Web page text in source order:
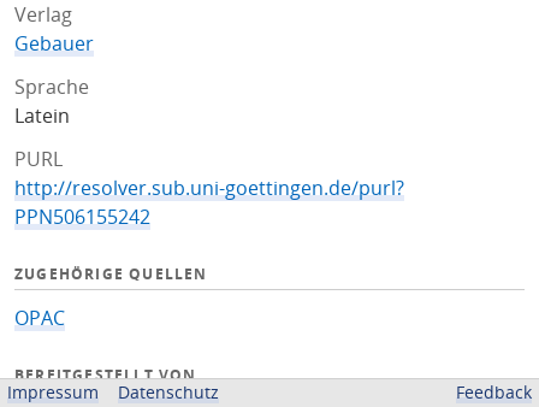
Verlag
Gebauer
Sprache
Latein
PURL
http://resolver.sub.uni-goettingen.de/purl?
PPN506155242
ZUGEHÖRIGE QUELLEN
OPAC
BEREITGESTELLT VON
Impressum Datenschutz Feedback